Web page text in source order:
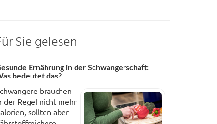
Sie gelesen
Ernährung in der Schwangerschaft:
bedeutet das?
brauchen
der Regel nicht mehr
sollten aber